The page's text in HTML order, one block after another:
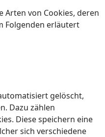
Arten von Cookies, deren
Folgenden erläutert
gelöscht,
Dazu zählen
Diese speichern eine
sich verschiedene